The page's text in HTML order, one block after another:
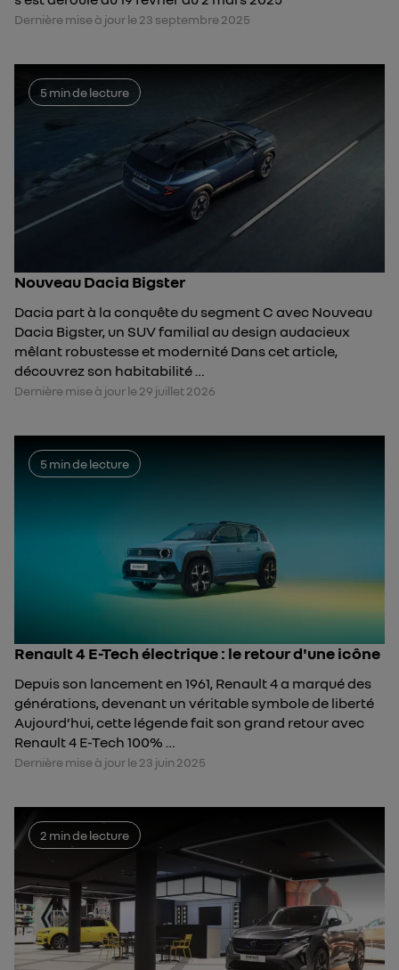
Dernière mise à jour le 23 septembre 2025
5 min de lecture
Nouveau Dacia Bigster
Dacia part à la conquête du segment C avec Nouveau
Dacia Bigster, un SUV familial au design audacieux
mêlant robustesse et modernité Dans cet article,
découvrez son habitabilité …
Dernière mise à jour le 29 juillet 2026
5 min de lecture
Renault 4 E-Tech électrique : le retour d'une icône
Depuis son lancement en 1961, Renault 4 a marqué des
générations, devenant un véritable symbole de liberté
Aujourd’hui, cette légende fait son grand retour avec
Renault 4 E-Tech 100% …
Dernière mise à jour le 23 juin 2025
2 min de lecture